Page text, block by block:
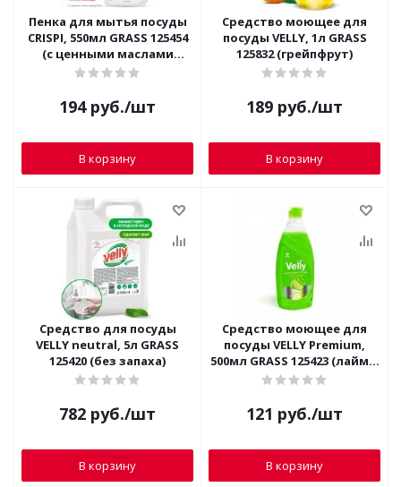
Пенка для мытья посуды
CRISPI, 550мл GRASS 125454
(с ценными маслами
белого хлопка)
194руб./шт
В корзину
Средство моющее для
посуды VELLY, 1л GRASS
125832 (грейпфрут)
189 руб./шт
В корзину
Средство для посуды
VELLY neutral, 5л GRASS
125420 (без запаха)
782 руб./шт
В корзину
Средство моющее для
посуды VELLY Premium,
500мл GRASS 125423 (лайм и
мята)
121 руб./шт
В корзину